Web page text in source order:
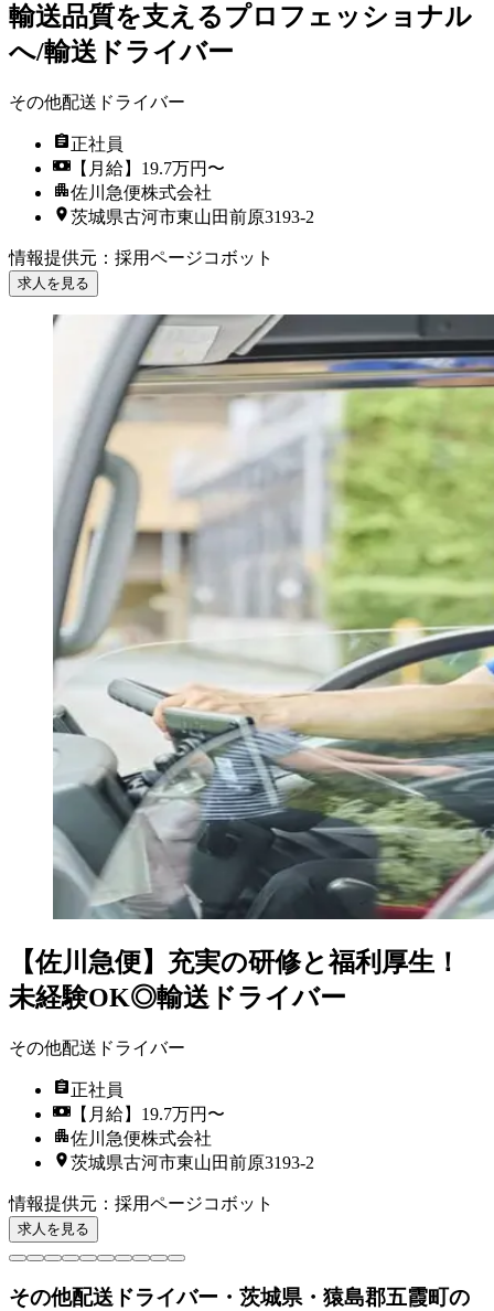
輸送品質を支えるプロフェッショナル
へ/輸送ドライバー
その他配送ドライバー
正社員
【月給】19.7万円〜
佐川急便株式会社
茨城県古河市東山田前原3193-2
情報提供元 ： 採用ページコボット
求人を見る
【佐川急便】充実の研修と福利厚生！
未経験OK◎輸送ドライバー
その他配送ドライバー
正社員
【月給】19.7万円〜
佐川急便株式会社
茨城県古河市東山田前原3193-2
情報提供元 ： 採用ページコボット
求人を見る
その他配送ドライバー・茨城県・猿島郡五霞町の